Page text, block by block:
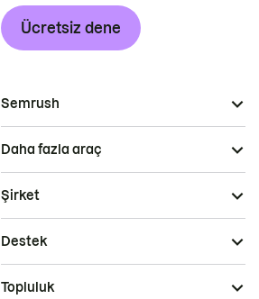
Ücretsiz dene
Semrush
Daha fazla araç
Şirket
Destek
Topluluk